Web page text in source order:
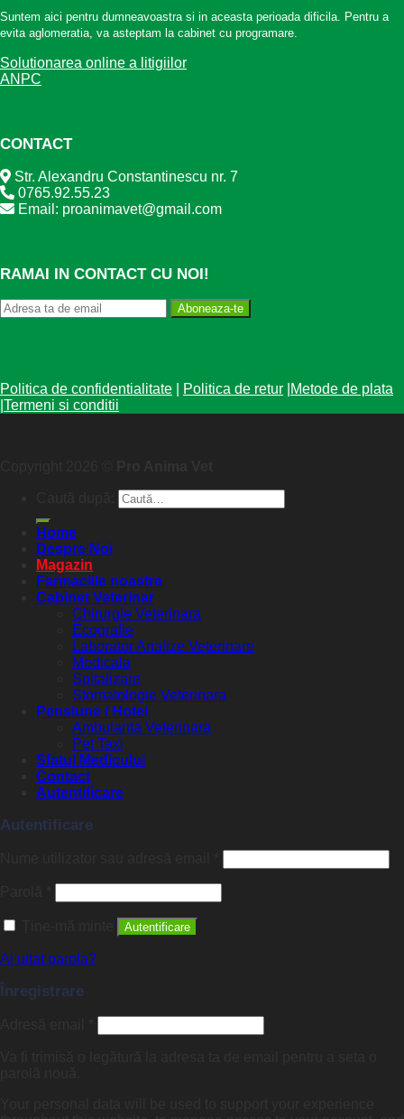
Suntem aici pentru dumneavoastra si in aceasta perioada dificila. Pentru a
evita aglomeratia, va asteptam la cabinet cu programare.
Solutionarea online a litigiilor
ANPC
CONTACT
Str. Alexandru Constantinescu nr. 7
0765.92.55.23
Email: proanimavet@gmail.com
RAMAI IN CONTACT CU NOI!
Aboneaza-te
Politica de confidentialitate Politica de retur Metode de plata
Termeni si conditii
Home
Despre Noi
Magazin
Farmaciile noastre
Cabinet Veterinar
Chirurgie Veterinara
Ecografie
Laborator Analize Veterinare
Medicala
Spitalizare
Stomatologie Veterinara
Pensiune / Hotel
Ambulanta Veterinara
Pet Taxi
Sfatul Medicului
Contact
Autentificare
Autentificare
Autentificare
Ai uitat parola?
Înregistrare